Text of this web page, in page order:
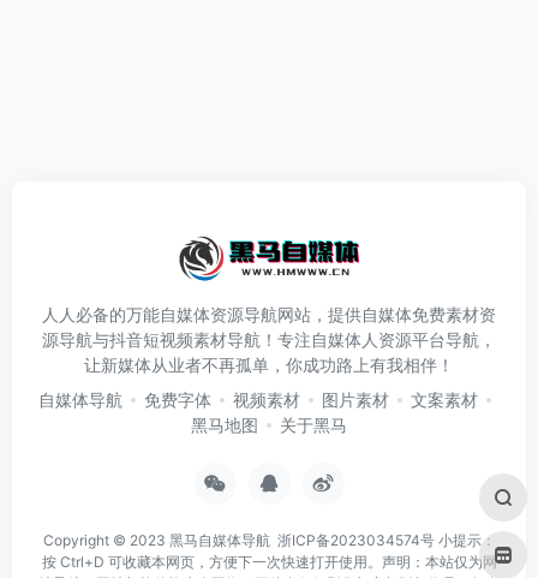
人人必备的万能自媒体资源导航网站，提供自媒体免费素材资
源导航与抖音短视频素材导航！专注自媒体人资源平台导航，
让新媒体从业者不再孤单，你成功路上有我相伴！
自媒体导航
免费字体 视频素材 图片素材
文案素材
黑马地图
关于黑马
Copyright © 2023 黑马自媒体导航 浙ICP备2023034574号小提示：
按 Ctrl+D 可收藏本网页，方便下一次快速打开使用。声明：本站仅为网